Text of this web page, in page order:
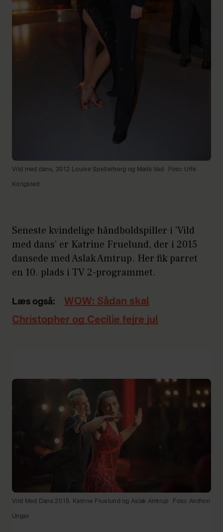
Vild med dans, 2012 Louise Spellerberg og Mads Vad Foto: Uffe
Kongsted
Seneste kvindelige håndboldspiller i 'Vild
med dans' er Katrine Fruelund, der i 2015
dansede med Aslak Amtrup. Her fik parret
en 10. plads i TV 2-programmet.
Læs også:
WOW: Sådan skal
Christopher og Cecilie fejre jul
Vild Med Dans 2015. Katrine Fruelund og Aslak Amtrup Foto: Anthon
Unger